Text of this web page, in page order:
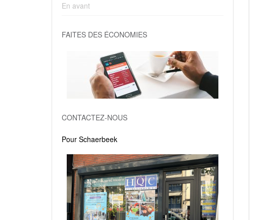
En avant
FAITES DES ÉCONOMIES
CONTACTEZ-NOUS
Pour Schaerbeek